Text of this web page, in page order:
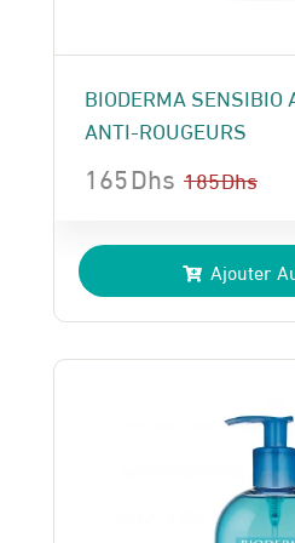
BIODERMA SENSIBIO
ANTI-ROUGEURS
185Dhs
prix
initial
était :
185 Dhs.
165Dhs
prix
actuel
est :
165 Dhs.
Ajouter